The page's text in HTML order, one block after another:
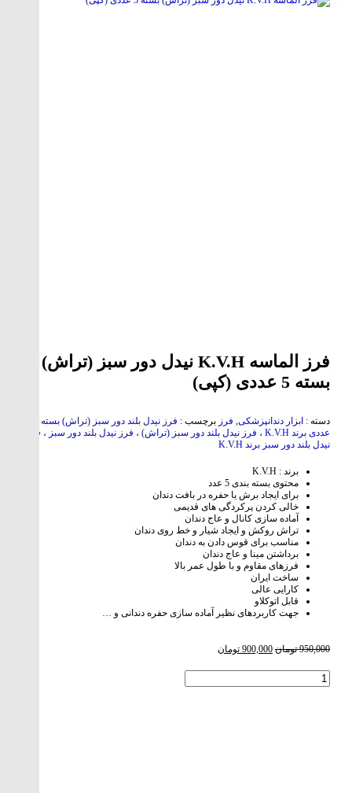
فرز الماسه K.V.H نیدل دور سبز (تراش)
بسته 5 عددی (کپی)
دسته : ابزار دندانپزشکی, فرز برچسب :
عددی برند K.V.H ، فرز نیدل بلند دور سبز (تراش) ، فرز نیدل بلند دور سبز ، فرز
نیدل بلند دور سبز برند K.V.H
برند : K.V.H
محتوی بسته بندی 5 عدد
برای ایجاد برش یا حفره در بافت‌ دندان
خالی کردن پرکردگی های قدیمی
آماده سازی کانال و عاج دندان
تراش روکش و ایجاد شیار و خط روی دندان
مناسب برای قوس دادن به دندان
برداشتن مینا و عاج دندان
فرزهای مقاوم و با طول عمر بالا
ساخت ایران
کارایی عالی
قابل اتوکلاو
جهت کاربردهای نظیر آماده سازی حفره دندانی و …
950,000 تومان 900,000 تومان